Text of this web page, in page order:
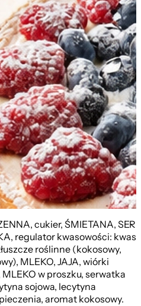
cukier, ŚMIETANA, SER
regulator kwasowości: kwas
roślinne (kokosowy,
MLEKO, JAJA, wiórki
MLEKO w proszku, serwatka
sojowa, lecytyna
aromat kokosowy.